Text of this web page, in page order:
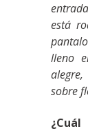
está
lleno
sobre